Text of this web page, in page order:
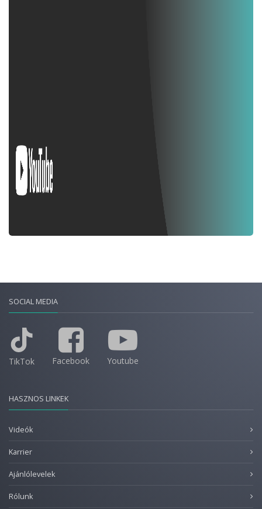
SOCIAL MEDIA
TikTok Facebook Youtube
HASZNOS LINKEK
Videók
Karrier
Ajánlólevelek
Rólunk